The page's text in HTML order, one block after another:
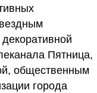
Пятница,
, общественным
города